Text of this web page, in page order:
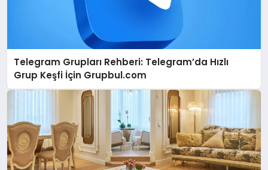
Telegram Grupları Rehberi: Telegram’da Hızlı
Grup Keşfi İçin Grupbul.com